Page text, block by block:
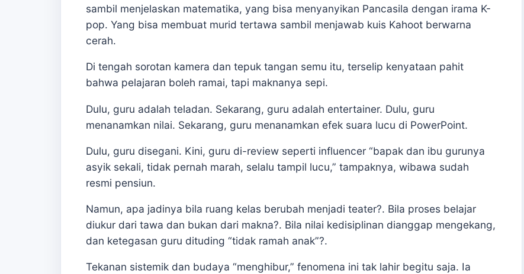
sambil menjelaskan matematika, yang bisa menyanyikan Pancasila dengan irama K-
pop. Yang bisa membuat murid tertawa sambil menjawab kuis Kahoot berwarna
cerah.
Di tengah sorotan kamera dan tepuk tangan semu itu, terselip kenyataan pahit
bahwa pelajaran boleh ramai, tapi maknanya sepi.
Dulu, guru adalah teladan. Sekarang, guru adalah entertainer. Dulu, guru
menanamkan nilai. Sekarang, guru menanamkan efek suara lucu di PowerPoint.
Dulu, guru disegani. Kini, guru di-review seperti influencer “bapak dan ibu gurunya
asyik sekali, tidak pernah marah, selalu tampil lucu,” tampaknya, wibawa sudah
resmi pensiun.
Namun, apa jadinya bila ruang kelas berubah menjadi teater?. Bila proses belajar
diukur dari tawa dan bukan dari makna?. Bila nilai kedisiplinan dianggap mengekang,
dan ketegasan guru dituding “tidak ramah anak”?.
Tekanan sistemik dan budaya “menghibur,” fenomena ini tak lahir begitu saja. Ia